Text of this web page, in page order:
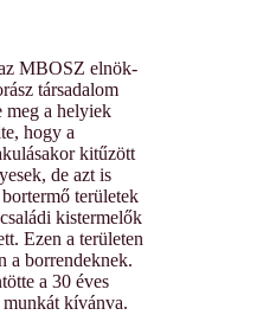
MBOSZ elnök-
társadalom
meg a helyiek
hogy a
kitűzött
de azt is
területek
kistermelők
Ezen a területen
a borrendeknek.
a 30 éves
kívánva.